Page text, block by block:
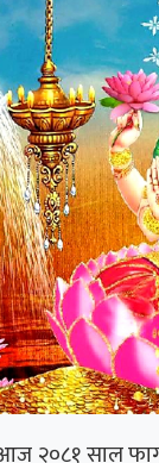
२०८१ साल